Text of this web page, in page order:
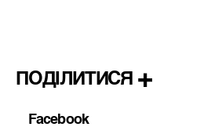
ПОДІЛИТИСЯ
Facebook